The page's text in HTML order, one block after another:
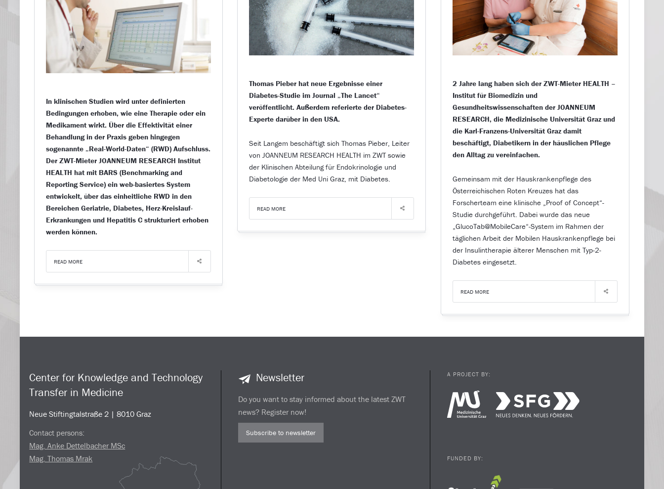
In klinischen Studien wird unter definierten
Bedingungen erhoben, wie eine Therapie oder ein
Medikament wirkt. Über die Effektivität einer
Behandlung in der Praxis geben hingegen
sogenannte „Real-World-Daten“ (RWD) Aufschluss.
Der ZWT-Mieter JOANNEUM RESEARCH Institut
HEALTH hat mit BARS (Benchmarking and
Reporting Service) ein web-basiertes System
entwickelt, über das einheitliche RWD in den
Bereichen Geriatrie, Diabetes, Herz-Kreislauf-
Erkrankungen und Hepatitis C strukturiert erhoben
werden können.
READ MORE
Thomas Pieber hat neue Ergebnisse einer
Diabetes-Studie im Journal „The Lancet“
veröffentlicht. Außerdem referierte der Diabetes-
Experte darüber in den USA.
Seit Langem beschäftigt sich Thomas Pieber, Leiter
von JOANNEUM RESEARCH HEALTH im ZWT sowie
der Klinischen Abteilung für Endokrinologie und
Diabetologie der Med Uni Graz, mit Diabetes.
READ MORE
2 Jahre lang haben sich der ZWT-Mieter HEALTH –
Institut für Biomedizin und
Gesundheitswissenschaften der JOANNEUM
RESEARCH, die Medizinische Universität Graz und
die Karl-Franzens-Universität Graz damit
beschäftigt, Diabetikern in der häuslichen Pflege
den Alltag zu vereinfachen.
Gemeinsam mit der Hauskrankenpflege des
Österreichischen Roten Kreuzes hat das
Forscherteam eine klinische „Proof of Concept“-
Studie durchgeführt. Dabei wurde das neue
„GlucoTab@MobileCare“-System im Rahmen der
täglichen Arbeit der Mobilen Hauskrankenpflege bei
der Insulintherapie älterer Menschen mit Typ-2-
Diabetes eingesetzt.
READ MORE
Center for Knowledge and Technology
Transfer in Medicine
Neue Stiftingtalstraße 2 | 8010 Graz
Contact persons:
Mag. Anke Dettelbacher MSc
Mag. Thomas Mrak
Newsletter
Do you want to stay informed about the latest ZWT
news? Register now!
Subscribe to newsletter
A PROJECT BY:
FUNDED BY: